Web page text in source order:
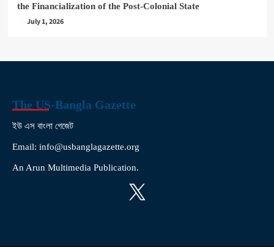
the Financialization of the Post-Colonial State
July 1, 2026
The US-Bangla Gazette
ইউ এস বাংলা গেজেট
Email: info@usbanglagazette.org
An Arun Multimedia Publication.
X